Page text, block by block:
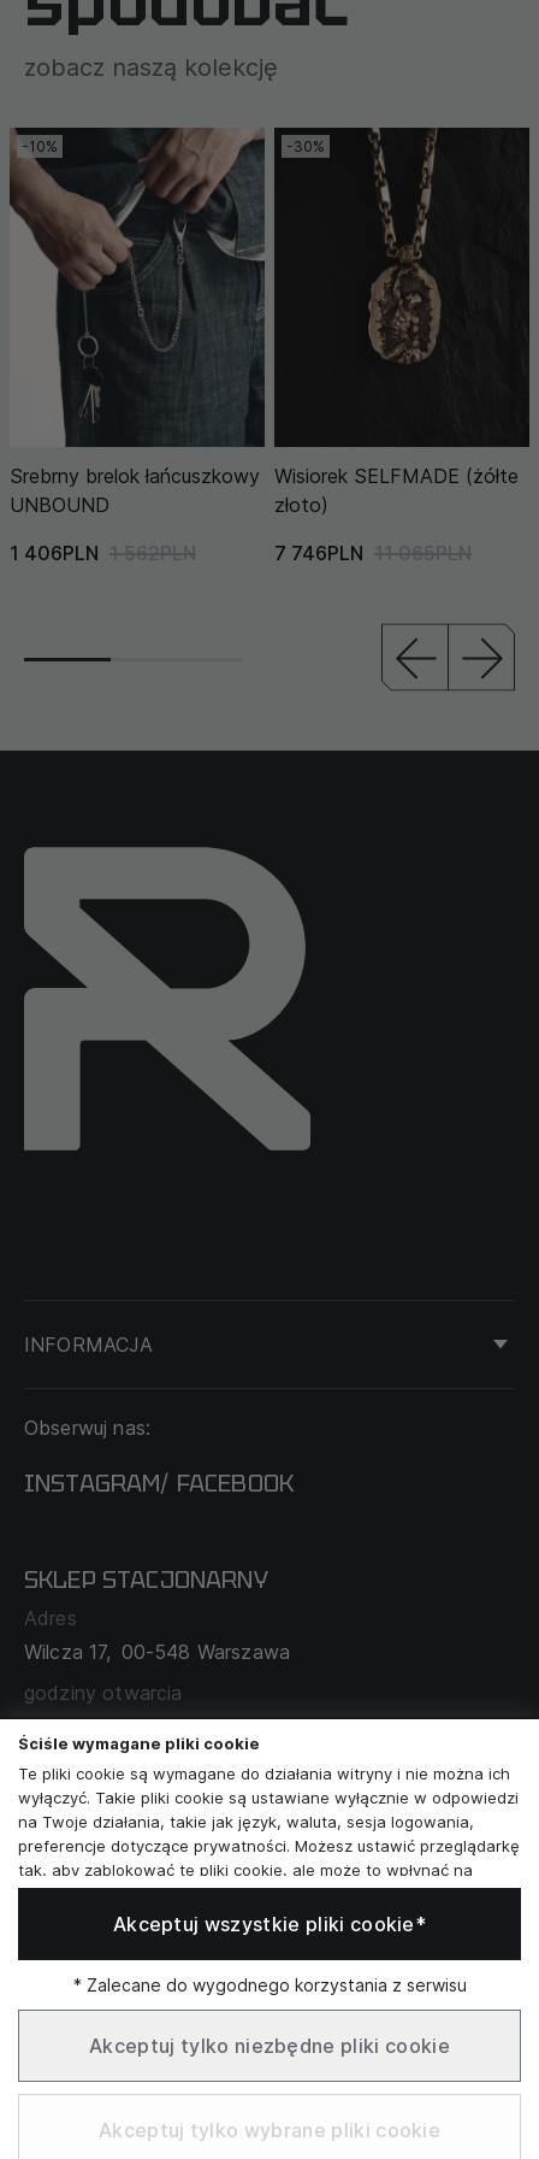
zobacz naszą kolekcję
-10%
Srebrny brelok łańcuszkowy
UNBOUND
1 406PLN 1 562PLN
-30%
Wisiorek SELFMADE (żółte
złoto)
7 746PLN 11 065PLN
INFORMACJA
DOSTAWA I PŁATNOŚĆ
O NAS
MAPA SERWISU
ZAMÓWIENIA KORPORACYJNE
WSPÓŁPRACA Z PARTNERAMI
Obserwuj nas:
INSTAGRAM/ FACEBOOK
SKLEP STACJONARNY
Adres
Wilcza 17, 00-548 Warszawa
godziny otwarcia
poniedziałek - sobota: 11:00 - 19:00
Skontaktuj się z nami
+48573581161
info@reytel.pl
Whatsapp
Infolinia: Pn–Pt 09:00–17:00
Ściśle wymagane pliki cookie
Te pliki cookie są wymagane do działania witryny i nie można ich
wyłączyć. Takie pliki cookie są ustawiane wyłącznie w odpowiedzi
na Twoje działania, takie jak język, waluta, sesja logowania,
preferencje dotyczące prywatności. Możesz ustawić przeglądarkę
tak, aby zablokować te pliki cookie, ale może to wpłynąć na
sposób działania naszej witryny.
Analizy i statystyki
Marketing i retargeting
Te pliki cookie są zwykle ustawiane przez naszych partnerów
marketingowych i reklamowych. Mogą być przez nich
wykorzystywane do tworzenia profilu Twoich zainteresowań, a
następnie wyświetlania odpowiednich reklam. Jeśli nie zezwolisz
Twoich interesów.
Akceptuj wszystkie pliki cookie*
* Zalecane do wygodnego korzystania z serwisu
Akceptuj tylko niezbędne pliki cookie
Akceptuj tylko wybrane pliki cookie